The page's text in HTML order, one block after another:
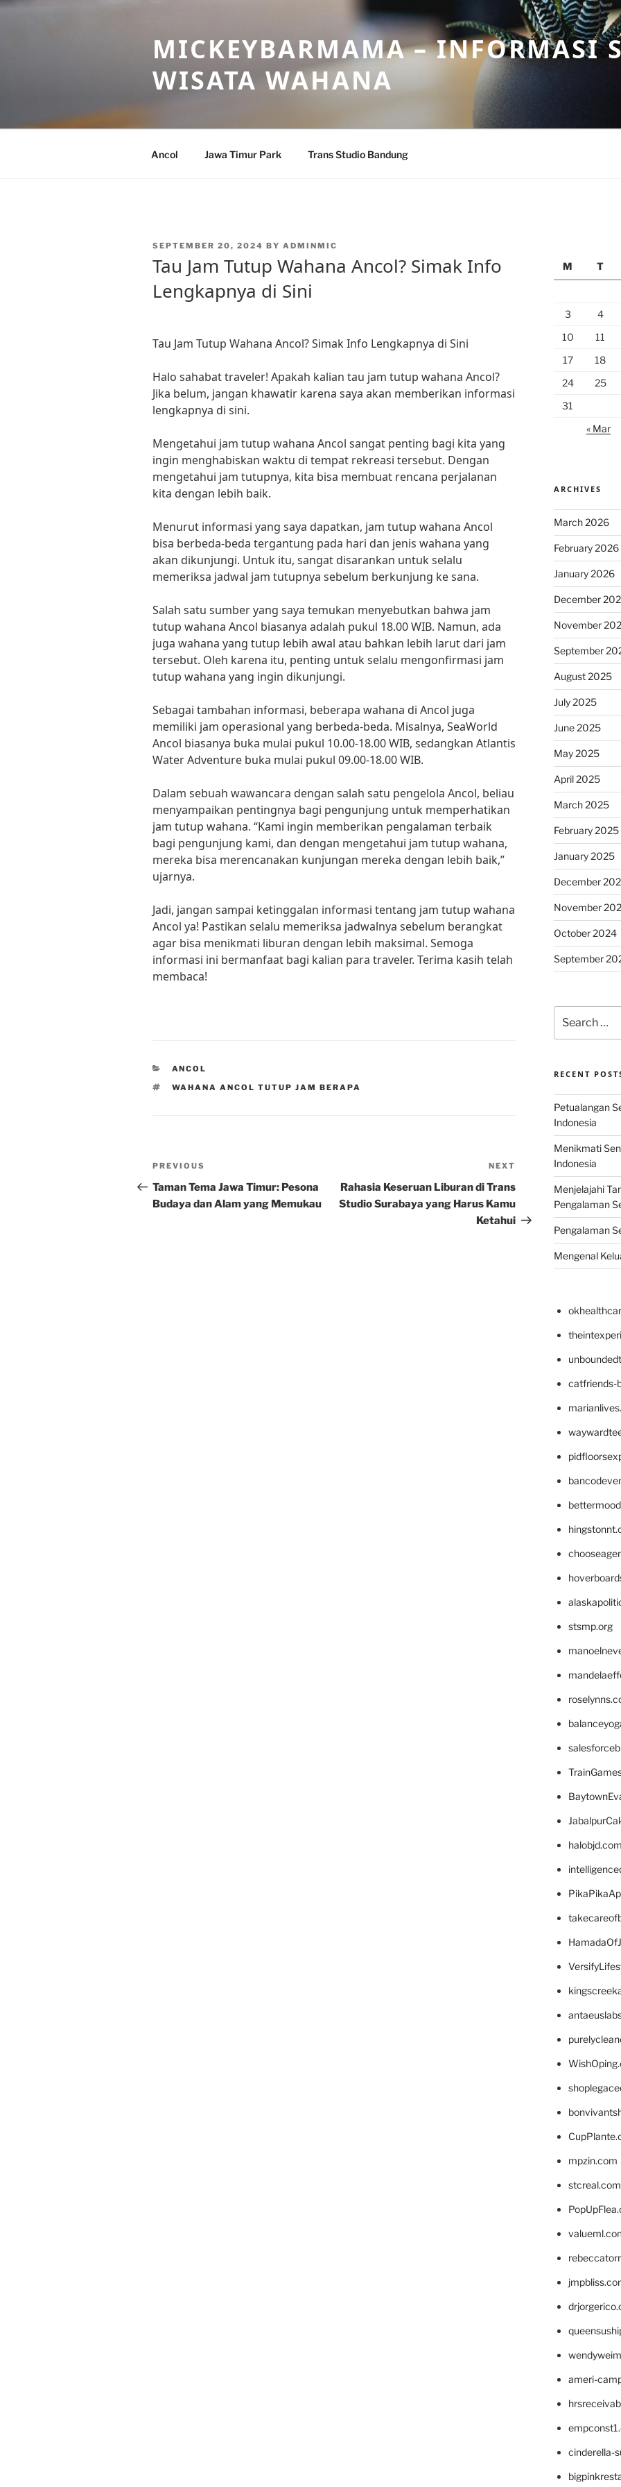
Skip
MICKEYBARMAMA – INFORMASI
WISATA WAHANA
Ancol Jawa Timur Park Trans Studio Bandung
POSTED
SEPTEMBER 20, 2024 BY ADMINMIC
Tau Jam Tutup Wahana Ancol? Simak Info
Lengkapnya di Sini
Tau Jam Tutup Wahana Ancol? Simak Info Lengkapnya di Sini
Halo sahabat traveler! Apakah kalian tau jam tutup wahana Ancol?
Jika belum, jangan khawatir karena saya akan memberikan informasi
lengkapnya di sini.
Mengetahui jam tutup wahana Ancol sangat penting bagi kita yang
ingin menghabiskan waktu di tempat rekreasi tersebut. Dengan
mengetahui jam tutupnya, kita bisa membuat rencana perjalanan
kita dengan lebih baik.
Menurut informasi yang saya dapatkan, jam tutup wahana Ancol
bisa berbeda-beda tergantung pada hari dan jenis wahana yang
akan dikunjungi. Untuk itu, sangat disarankan untuk selalu
memeriksa jadwal jam tutupnya sebelum berkunjung ke sana.
Salah satu sumber yang saya temukan menyebutkan bahwa jam
tutup wahana Ancol biasanya adalah pukul 18.00 WIB. Namun, ada
juga wahana yang tutup lebih awal atau bahkan lebih larut dari jam
tersebut. Oleh karena itu, penting untuk selalu mengonfirmasi jam
tutup wahana yang ingin dikunjungi.
Sebagai tambahan informasi, beberapa wahana di Ancol juga
memiliki jam operasional yang berbeda-beda. Misalnya, SeaWorld
Ancol biasanya buka mulai pukul 10.00-18.00 WIB, sedangkan Atlantis
Water Adventure buka mulai pukul 09.00-18.00 WIB.
Dalam sebuah wawancara dengan salah satu pengelola Ancol, beliau
menyampaikan pentingnya bagi pengunjung untuk memperhatikan
jam tutup wahana. “Kami ingin memberikan pengalaman terbaik
bagi pengunjung kami, dan dengan mengetahui jam tutup wahana,
mereka bisa merencanakan kunjungan mereka dengan lebih baik,”
ujarnya.
Jadi, jangan sampai ketinggalan informasi tentang jam tutup wahana
Ancol ya! Pastikan selalu memeriksa jadwalnya sebelum berangkat
agar bisa menikmati liburan dengan lebih maksimal. Semoga
informasi ini bermanfaat bagi kalian para traveler. Terima kasih telah
membaca!
CATEGORIES
ANCOL
TAGS
WAHANA ANCOL TUTUP JAM BERAPA
Post
navigation
Previous
Post
PREVIOUS
Taman Tema Jawa Timur: Pesona
Budaya dan Alam yang Memukau
Post
NEXT
Rahasia Keseruan Liburan di Trans
Studio Surabaya yang Harus Kamu
Ketahui
M
T
3
4
10
11
17
18
24
25
31
« Mar
ARCHIVES
March 2026
February 2026
January 2026
December
November
September
August 2025
July 2025
June 2025
May 2025
April 2025
March 2025
February 2025
January 2025
December
November
October 2024
September
for:
RECENT
Petualangan
Indonesia
Menikmati
Indonesia
Menjelajahi
Pengalaman
Pengalaman
Mengenal
catfriends-
stsmp.org
halobjd.com
mpzin.com
stcreal.com
ameri-
cinderella-